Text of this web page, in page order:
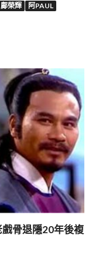
鄺榮輝 阿PAUL
骨退隱20年後複